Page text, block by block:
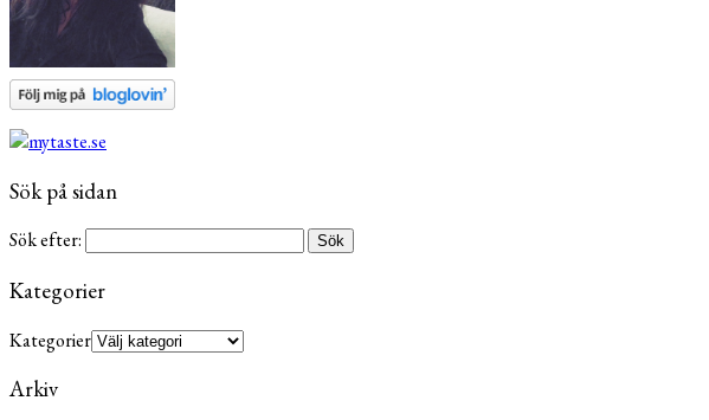
Sök på sidan
Sök efter:
Kategorier
Kategorier
Arkiv